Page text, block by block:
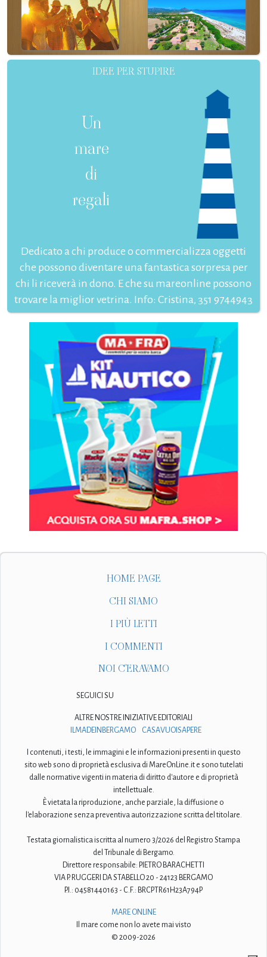
IDEE PER STUPIRE
Un
mare
di
regali
Dedicato a chi produce o commercializza oggetti
che possono diventare una fantastica sorpresa per
chi li riceverà in dono. E che su mareonline possono
trovare la miglior vetrina. Info: Cristina, 351 9744943
HOME PAGE
CHI SIAMO
I PIÙ LETTI
I COMMENTI
NOI C'ERAVAMO
SEGUICI SU
ALTRE NOSTRE INIZIATIVE EDITORIALI
ILMADEINBERGAMO
CASAVUOISAPERE
I contenuti, i testi, le immagini e le informazioni presenti in questo
sito web sono di proprietà esclusiva di MareOnLine.it e sono tutelati
dalle normative vigenti in materia di diritto d'autore e di proprietà
intellettuale.
È vietata la riproduzione, anche parziale, la diffusione o
l'elaborazione senza preventiva autorizzazione scritta del titolare.
Testata giornalistica iscritta al numero 3/2026 del Registro Stampa
del Tribunale di Bergamo.
Direttore responsabile: PIETRO BARACHETTI
VIA P. RUGGERI DA STABELLO 20 - 24123 BERGAMO
P.I.: 04581440163 - C.F.: BRCPTR61H23A794P
MARE ONLINE
Il mare come non lo avete mai visto
© 2009-2026